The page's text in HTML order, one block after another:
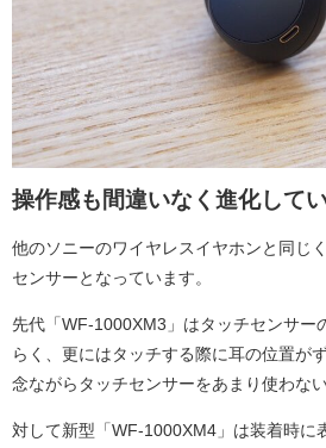
操作感も間違いなく進化して
他のソニーのワイヤレスイヤホンと同じ
センサーとなっています。
先代「WF-1000XM3」はタッチセンサー
らく、更にはタッチする際に耳の位置が
念ながらタッチセンサーをあまり使わな
対して新型「WF-1000XM4」は装着時に